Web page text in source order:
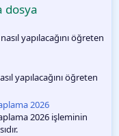
dosya
yapılacağını öğreten
yapılacağını öğreten
2026
2026 işleminin